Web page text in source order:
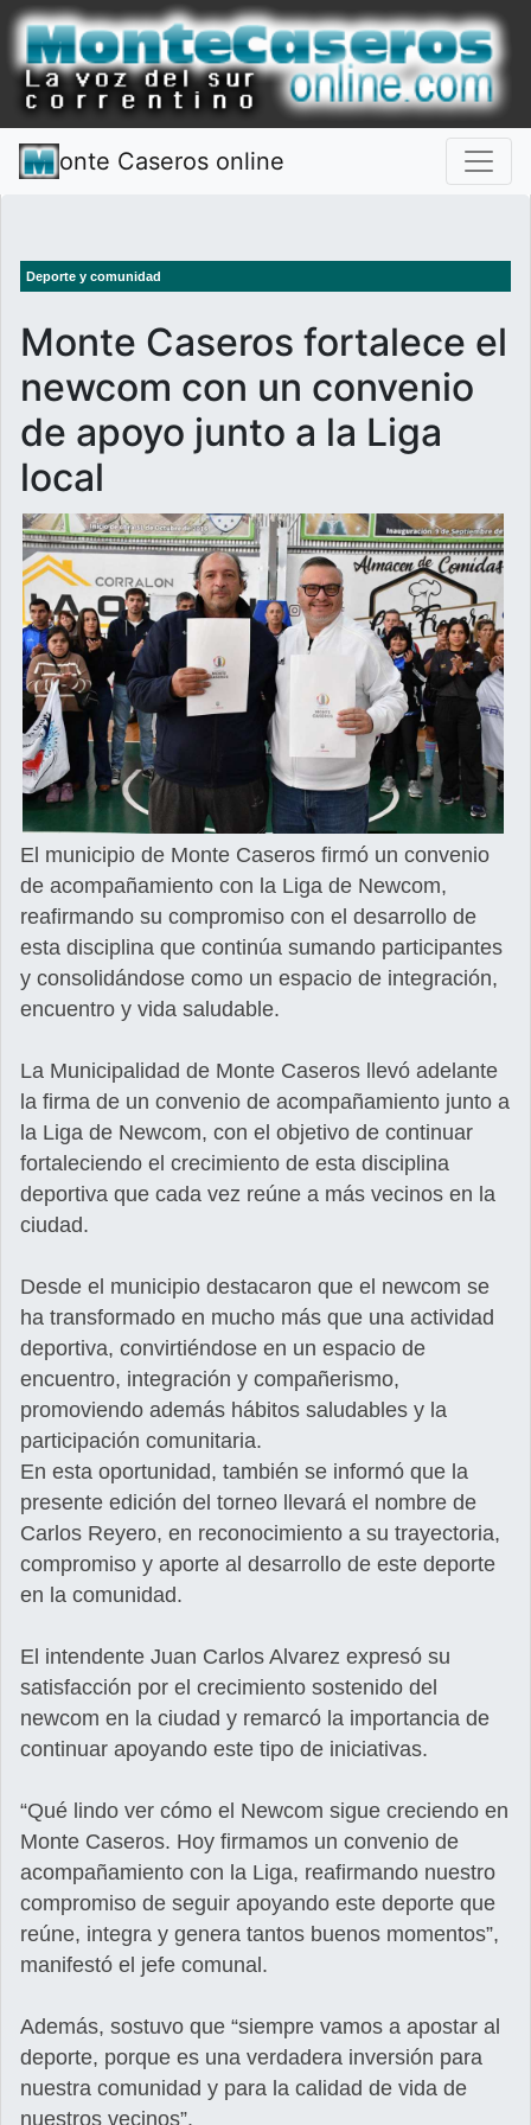
onte Caseros online
Deporte y comunidad
Monte Caseros fortalece el
newcom con un convenio
de apoyo junto a la Liga
local
El municipio de Monte Caseros firmó un convenio
de acompañamiento con la Liga de Newcom,
reafirmando su compromiso con el desarrollo de
esta disciplina que continúa sumando participantes
y consolidándose como un espacio de integración,
encuentro y vida saludable.
La Municipalidad de Monte Caseros llevó adelante
la firma de un convenio de acompañamiento junto a
la Liga de Newcom, con el objetivo de continuar
fortaleciendo el crecimiento de esta disciplina
deportiva que cada vez reúne a más vecinos en la
ciudad.
Desde el municipio destacaron que el newcom se
ha transformado en mucho más que una actividad
deportiva, convirtiéndose en un espacio de
encuentro, integración y compañerismo,
promoviendo además hábitos saludables y la
participación comunitaria.
En esta oportunidad, también se informó que la
presente edición del torneo llevará el nombre de
Carlos Reyero, en reconocimiento a su trayectoria,
compromiso y aporte al desarrollo de este deporte
en la comunidad.
El intendente Juan Carlos Alvarez expresó su
satisfacción por el crecimiento sostenido del
newcom en la ciudad y remarcó la importancia de
continuar apoyando este tipo de iniciativas.
“Qué lindo ver cómo el Newcom sigue creciendo en
Monte Caseros. Hoy firmamos un convenio de
acompañamiento con la Liga, reafirmando nuestro
compromiso de seguir apoyando este deporte que
reúne, integra y genera tantos buenos momentos”,
manifestó el jefe comunal.
Además, sostuvo que “siempre vamos a apostar al
deporte, porque es una verdadera inversión para
nuestra comunidad y para la calidad de vida de
nuestros vecinos”.